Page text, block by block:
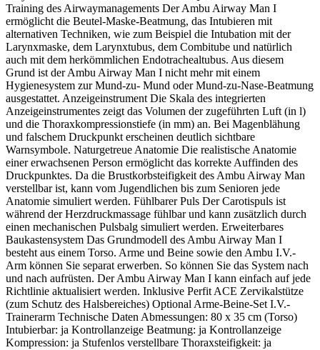
Training des Airwaymanagements Der Ambu Airway Man I
ermöglicht die Beutel-Maske-Beatmung, das Intubieren mit
alternativen Techniken, wie zum Beispiel die Intubation mit der
Larynxmaske, dem Larynxtubus, dem Combitube und natürlich
auch mit dem herkömmlichen Endotrachealtubus. Aus diesem
Grund ist der Ambu Airway Man I nicht mehr mit einem
Hygienesystem zur Mund-zu- Mund oder Mund-zu-Nase-Beatmung
ausgestattet. Anzeigeinstrument Die Skala des integrierten
Anzeigeinstrumentes zeigt das Volumen der zugeführten Luft (in l)
und die Thoraxkompressionstiefe (in mm) an. Bei Magenblähung
und falschem Druckpunkt erscheinen deutlich sichtbare
Warnsymbole. Naturgetreue Anatomie Die realistische Anatomie
einer erwachsenen Person ermöglicht das korrekte Auffinden des
Druckpunktes. Da die Brustkorbsteifigkeit des Ambu Airway Man
verstellbar ist, kann vom Jugendlichen bis zum Senioren jede
Anatomie simuliert werden. Fühlbarer Puls Der Carotispuls ist
während der Herzdruckmassage fühlbar und kann zusätzlich durch
einen mechanischen Pulsbalg simuliert werden. Erweiterbares
Baukastensystem Das Grundmodell des Ambu Airway Man I
besteht aus einem Torso. Arme und Beine sowie den Ambu I.V.-
Arm können Sie separat erwerben. So können Sie das System nach
und nach aufrüsten. Der Ambu Airway Man I kann einfach auf jede
Richtlinie aktualisiert werden. Inklusive Perfit ACE Zervikalstütze
(zum Schutz des Halsbereiches) Optional Arme-Beine-Set I.V.-
Trainerarm Technische Daten Abmessungen: 80 x 35 cm (Torso)
Intubierbar: ja Kontrollanzeige Beatmung: ja Kontrollanzeige
Kompression: ja Stufenlos verstellbare Thoraxsteifigkeit: ja